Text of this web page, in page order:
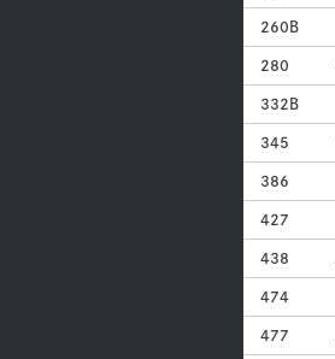
260B
280
332B
345
386
427
438
474
477